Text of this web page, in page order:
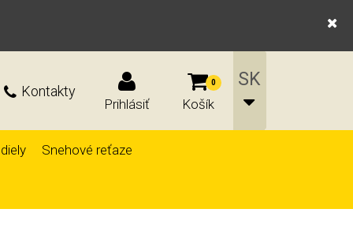
Kontakty
Prihlásiť
0
Košík
Snehové reťaze